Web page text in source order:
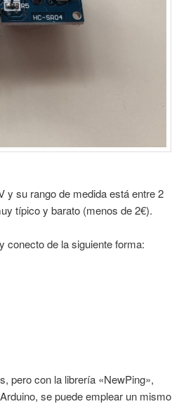
y su rango de medida está entre 2
típico y barato (menos de 2€).
conecto de la siguiente forma:
pero con la librería «NewPing»,
se puede emplear un mismo